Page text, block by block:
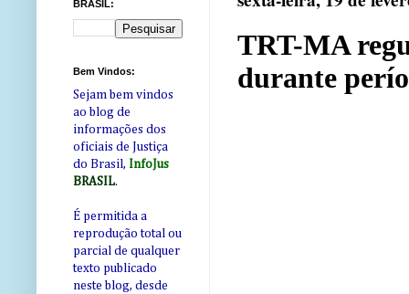
TRT-MA
durante
BRASIL:
Bem Vindos:
Sejam bem vindos
ao blog de
informações dos
oficiais de Justiça
do Brasil, InfoJus
BRASIL.
É permitida a
reprodução total ou
parcial de qualquer
texto publicado
neste blog, desde